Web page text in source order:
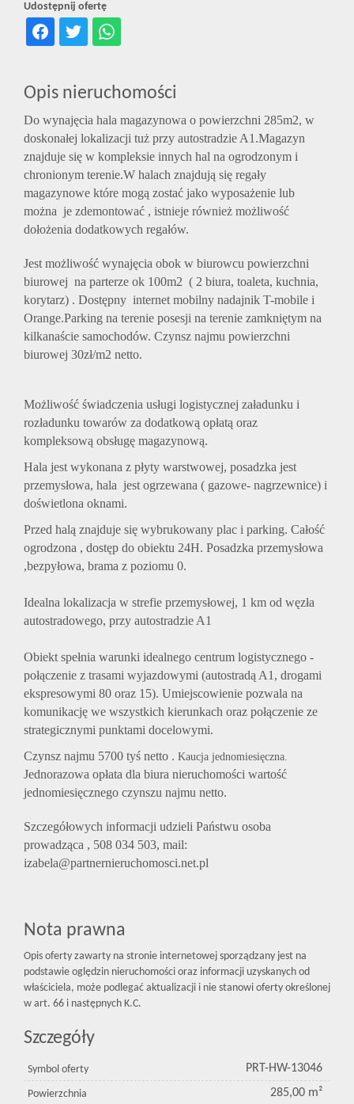
Udostępnij ofertę
Opis nieruchomości
Do wynajęcia hala magazynowa o powierzchni 285m2, w
doskonałej lokalizacji tuż przy autostradzie A1.Magazyn
znajduje się w kompleksie innych hal na ogrodzonym i
chronionym terenie.W halach znajdują się regały
magazynowe które mogą zostać jako wyposażenie lub
można je zdemontować , istnieje również możliwość
dołożenia dodatkowych regałów.
Jest możliwość wynajęcia obok w biurowcu powierzchni
biurowej na parterze ok 100m2 ( 2 biura, toaleta, kuchnia,
korytarz) . Dostępny internet mobilny nadajnik T-mobile i
Orange.Parking na terenie posesji na terenie zamkniętym na
kilkanaście samochodów. Czynsz najmu powierzchni
biurowej 30zł/m2 netto.
Możliwość świadczenia usługi logistycznej załadunku i
rozładunku towarów za dodatkową opłatą oraz
kompleksową obsługę magazynową.
Hala jest wykonana z płyty warstwowej, posadzka jest
przemysłowa, hala jest ogrzewana ( gazowe- nagrzewnice) i
doświetlona oknami.
Przed halą znajduje się wybrukowany plac i parking. Całość
ogrodzona , dostęp do obiektu 24H. Posadzka przemysłowa
,bezpyłowa, brama z poziomu 0.
Idealna lokalizacja w strefie przemysłowej, 1 km od węzła
autostradowego, przy autostradzie A1
Obiekt spełnia warunki idealnego centrum logistycznego -
połączenie z trasami wyjazdowymi (autostradą A1, drogami
ekspresowymi 80 oraz 15). Umiejscowienie pozwala na
komunikację we wszystkich kierunkach oraz połączenie ze
strategicznymi punktami docelowymi.
Czynsz najmu 5700 tyś netto . Kaucja jednomiesięczna.
Jednorazowa opłata dla biura nieruchomości wartość
jednomiesięcznego czynszu najmu netto.
Szczegółowych informacji udzieli Państwu osoba
prowadząca , 508 034 503, mail:
izabela@partnernieruchomosci.net.pl
Nota prawna
Opis oferty zawarty na stronie internetowej sporządzany jest na
podstawie oględzin nieruchomości oraz informacji uzyskanych od
właściciela, może podlegać aktualizacji i nie stanowi oferty określonej
w art. 66 i następnych K.C.
Szczegóły
Symbol oferty PRT-HW-13046
Powierzchnia 285,00 m²